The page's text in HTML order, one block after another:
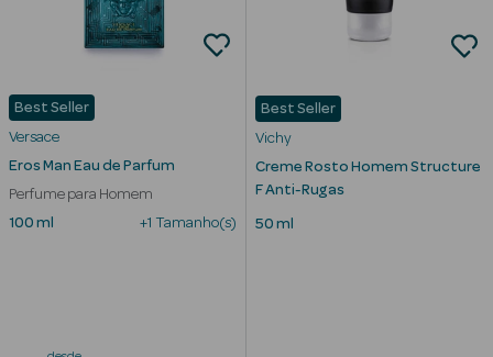
Ver Tudo
Estética
Oferta Estética
Best Seller
Versace
Eros Man Eau de Parfum
Perfume para Homem
100 ml
+1 Tamanho(s)
Best Seller
Vichy
Creme Rosto Homem Structure
F Anti-Rugas
50 ml